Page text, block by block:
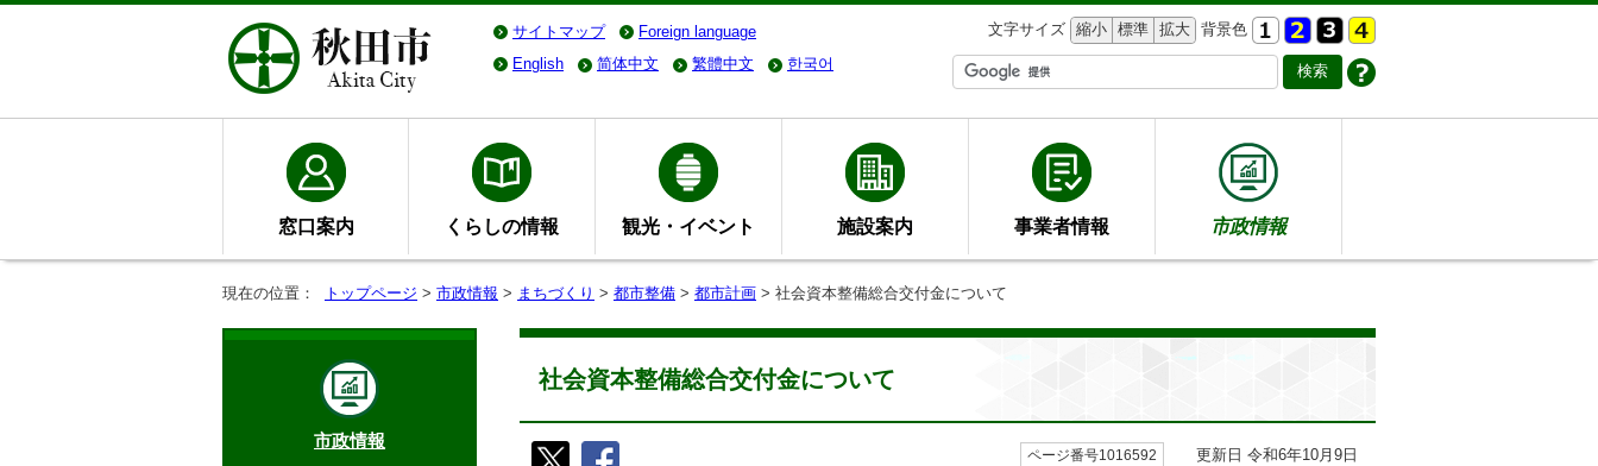
サイトマップ Foreign language 文字サイズ 縮小 標準 拡大 背景色
English
简体中文 繁體中文 한국어
窓口案内 くらしの情報 観光・イベント 施設案内 事業者情報 市政情報
現在の位置： トップページ > 市政情報 > まちづくり > 都市整備 > 都市計画 > 社会資本整備総合交付金について
社会資本整備総合交付金について
ページ番号1016592 更新日 令和6年10月9日
市政情報